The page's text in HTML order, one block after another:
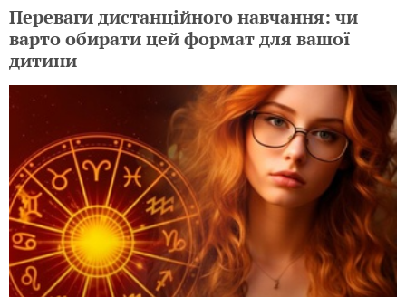
Переваги дистанційного навчання: чи
варто обирати цей формат для вашої
дитини